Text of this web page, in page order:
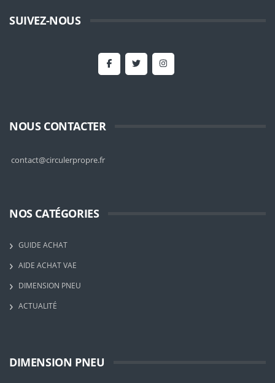
SUIVEZ-NOUS
NOUS CONTACTER
contact@circulerpropre.fr
NOS CATÉGORIES
GUIDE ACHAT
AIDE ACHAT VAE
DIMENSION PNEU
ACTUALITÉ
DIMENSION PNEU